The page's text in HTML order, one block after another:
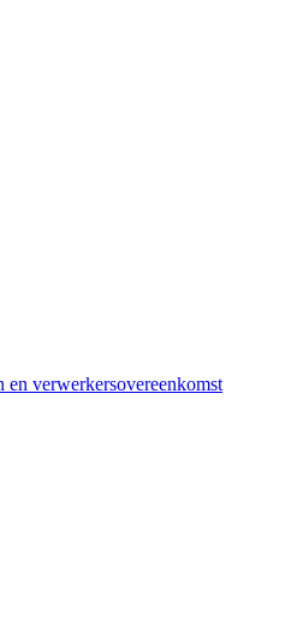
en verwerkersovereenkomst